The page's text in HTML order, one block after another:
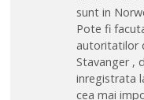
sunt in
Pote fi
autoritatilor
Stavanger ,
inregistrata
cea mai